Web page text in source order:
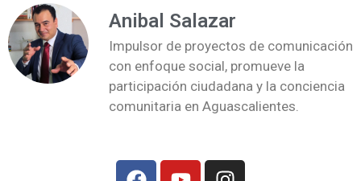
Anibal Salazar
Impulsor de proyectos de comunicación
con enfoque social, promueve la
participación ciudadana y la conciencia
comunitaria en Aguascalientes.